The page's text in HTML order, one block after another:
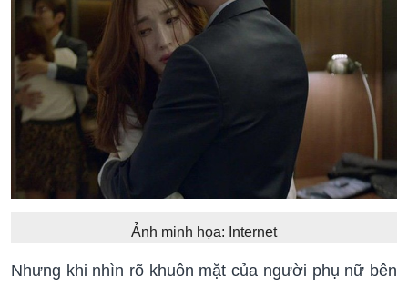
Ảnh minh họa: Internet
Nhưng khi nhìn rõ khuôn mặt của người phụ nữ bên